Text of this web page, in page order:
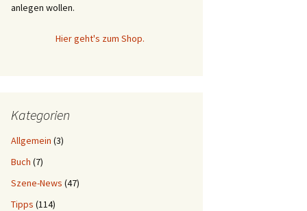
anlegen wollen.
Hier geht's zum Shop.
Kategorien
Allgemein (3)
Buch (7)
Szene-News (47)
Tipps (114)